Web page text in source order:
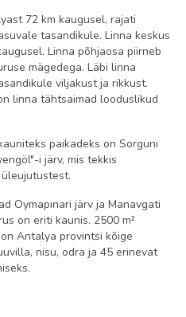
72 km kaugusel, rajati
tasandikule. Linna keskus
Linna põhjaosa piirneb
mägedega. Läbi linna
viljakust ja rikkust.
linna tähtsaimad looduslikud
paikadeks on Sorguni
i järv, mis tekkis
Oymapınari järv ja Manavgati
on eriti kaunis. 2500 m²
Antalya provintsi kõige
nisu, odra ja 45 erinevat